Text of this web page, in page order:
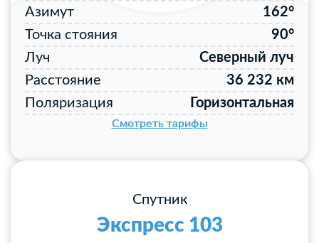
Азимут
162°
Точка стояния
90°
Луч
Северный луч
Расстояние
36 232 км
Поляризация
Горизонтальная
Смотреть тарифы
Спутник
Экспресс 103